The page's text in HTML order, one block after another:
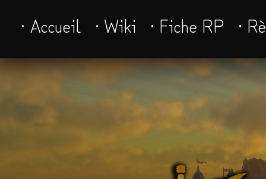
· Accueil · Wiki · Fiche RP ·